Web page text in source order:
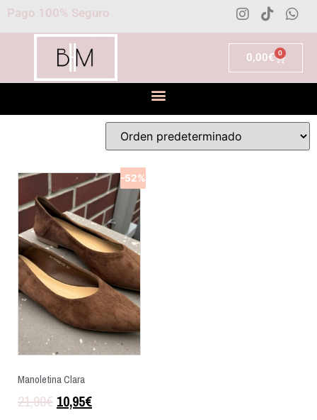
Pago 100% Seguro
0,00€ 0
-52%
Manoletina Clara
21,90€ 10,95€